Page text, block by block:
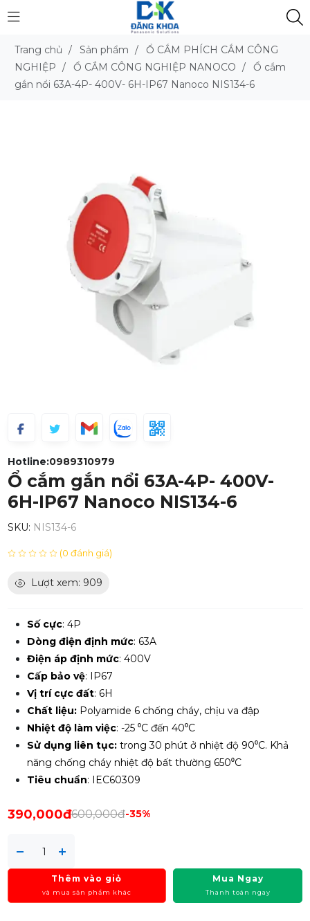
Trang chủ / Sản phẩm /
Ổ CẮM PHÍCH CẮM CÔNG
NGHIỆP / Ổ CẮM CÔNG NGHIỆP NANOCO /
Ổ cắm
gắn nổi 63A-4P- 400V- 6H-IP67 Nanoco NIS134-6
Hotline:0989310979
Ổ cắm gắn nổi 63A-4P- 400V-
6H-IP67 Nanoco NIS134-6
SKU: NIS134-6
(0 đánh giá)
Lượt xem: 909
Số cực: 4P
Dòng điện định mức: 63A
Điện áp định mức: 400V
Cấp bảo vệ: IP67
Vị trí cực đất: 6H
Chất liệu:Polyamide 6 chống cháy, chịu va đập
Nhiệt độ làm việc: -25 ⁰C đến 40⁰C
Sử dụng liên tục:trong 30 phút ở nhiệt độ 90⁰C. Khả
năng chống cháy nhiệt độ bất thường 650⁰C
Tiêu chuẩn: IEC60309
390,000đ600,000đ-35%
Thêm vào giỏ
và mua sản phẩm khác
Mua Ngay
Thanh toán ngay